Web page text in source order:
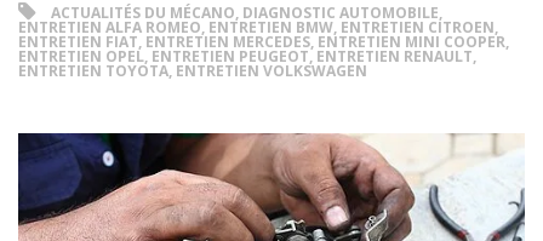
ACTUALITÉS DU MÉCANO, DIAGNOSTIC AUTOMOBILE,
ENTRETIEN ALFA ROMEO, ENTRETIEN BMW, ENTRETIEN CITROEN,
ENTRETIEN FIAT, ENTRETIEN MERCEDES, ENTRETIEN MINI COOPER,
ENTRETIEN OPEL, ENTRETIEN PEUGEOT, ENTRETIEN RENAULT,
ENTRETIEN TOYOTA, ENTRETIEN VOLKSWAGEN